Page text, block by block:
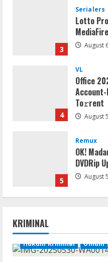
3
Serialers
Lotto
MediaFire
August
4
VL
Office
Account-
To𝚛rent
August
5
Remux
OK!
DVDRip
August
1 August
KRIMINAL
Hukum Kriminal Umum